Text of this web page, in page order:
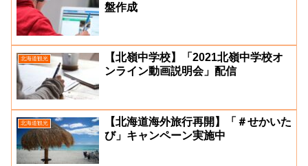
盤作成
北海道観光
【北嶺中学校】「2021北嶺中学校オ
ンライン動画説明会」配信
北海道観光
【北海道海外旅行再開】「＃せかいた
び」キャンペーン実施中